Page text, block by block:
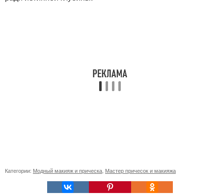
Категории: Модный макияж и прическа Мастер причесок и макияжа